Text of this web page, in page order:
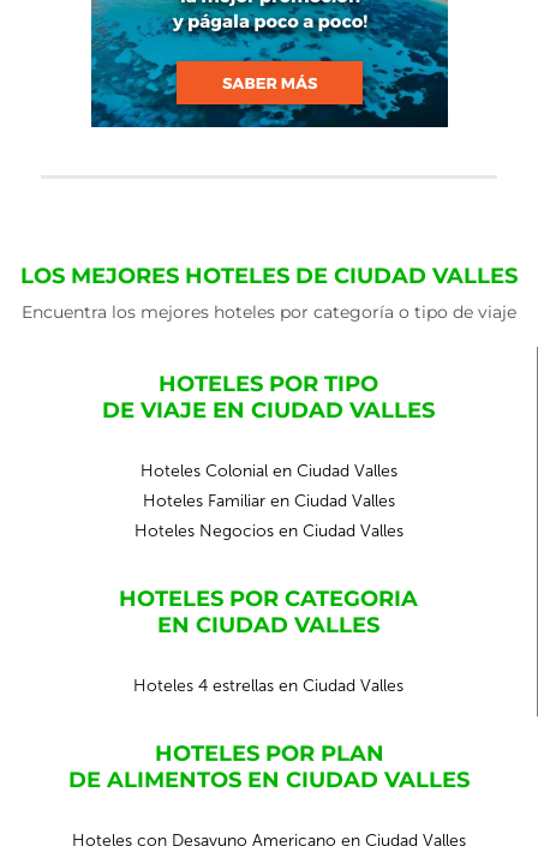
LOS MEJORES HOTELES DE CIUDAD VALLES
Encuentra los mejores hoteles por categoría o tipo de viaje
HOTELES POR TIPO
DE VIAJE EN CIUDAD VALLES
Hoteles Colonial en Ciudad Valles
Hoteles Familiar en Ciudad Valles
Hoteles Negocios en Ciudad Valles
HOTELES POR CATEGORIA
EN CIUDAD VALLES
Hoteles 4 estrellas en Ciudad Valles
HOTELES POR PLAN
DE ALIMENTOS EN CIUDAD VALLES
Hoteles con Desayuno Americano en Ciudad Valles